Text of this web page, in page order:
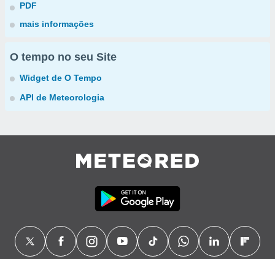
PDF
mais informações
O tempo no seu Site
Widget de O Tempo
API de Meteorologia